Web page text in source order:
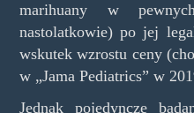
marihuany w
nastolatkowie) po jej
wskutek wzrostu ceny
w „Jama Pediatrics” w
Jednak pojedyncze